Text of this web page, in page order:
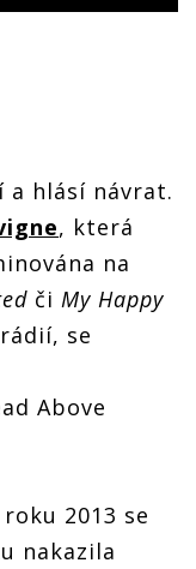
a hlásí návrat.
, která
na
či My Happy
se
Above
2013 se
nakazila